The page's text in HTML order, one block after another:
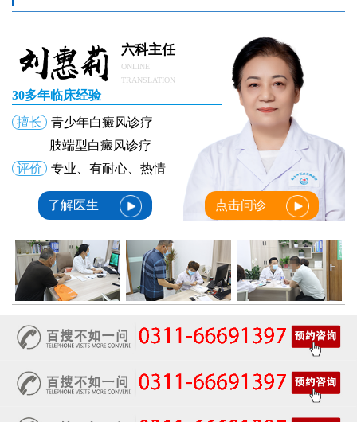
六科主任
ONLINE
TRANSLATION
30多年临床经验
擅长
青少年白癜风诊疗
肢端型白癜风诊疗
评价
专业、有耐心、热情
了解医生 点击问诊